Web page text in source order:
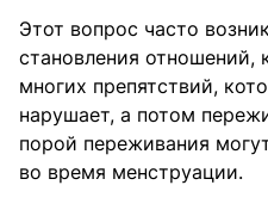
Этот вопрос часто
становления отношений,
многих препятствий,
нарушает, а потом
порой переживания
во время менструации.